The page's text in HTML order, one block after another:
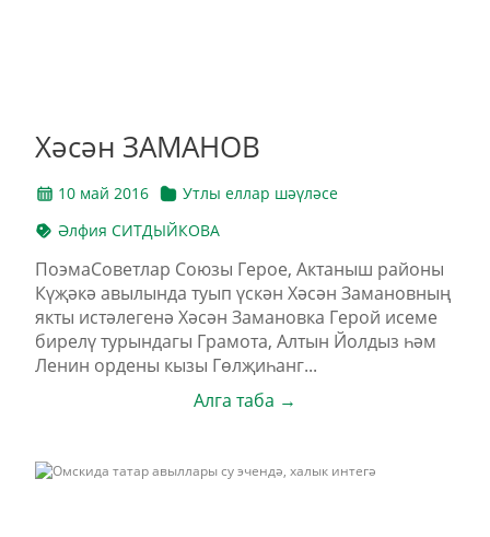
Хәсән ЗАМАНОВ
10 май 2016
Утлы еллар шәүләсе
Әлфия СИТДЫЙКОВА
ПоэмаСоветлар Союзы Герое, Актаныш районы
Күҗәкә авылында туып үскән Хәсән Замановның
якты истәлегенә Хәсән Замановка Герой исеме
бирелү турындагы Грамота, Алтын Йолдыз һәм
Ленин ордены кызы Гөлҗиһанг...
Алга таба →